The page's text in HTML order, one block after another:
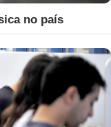
no país